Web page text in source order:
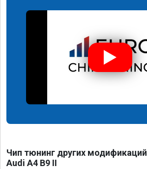
Чип тюнинг других модификаций
Audi A4 B9 II